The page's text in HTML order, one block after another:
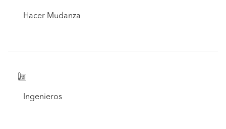
Hacer Mudanza
Ingenieros